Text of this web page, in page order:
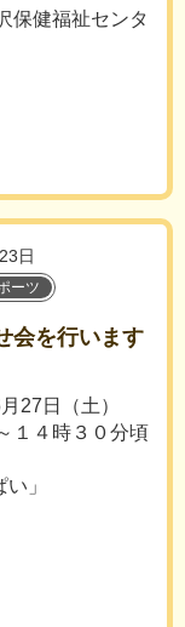
保健福祉センタ
日
ーツ
会を行います
27日（土）
１４時３０分頃
」